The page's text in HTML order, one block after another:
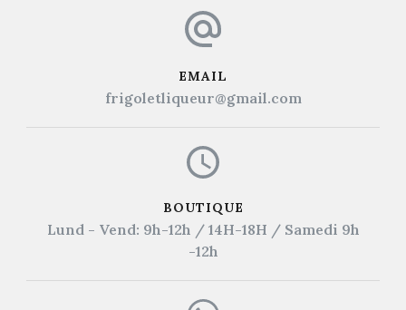
EMAIL
frigoletliqueur@gmail.com
BOUTIQUE
Lund - Vend: 9h-12h / 14H-18H / Samedi 9h
-12h